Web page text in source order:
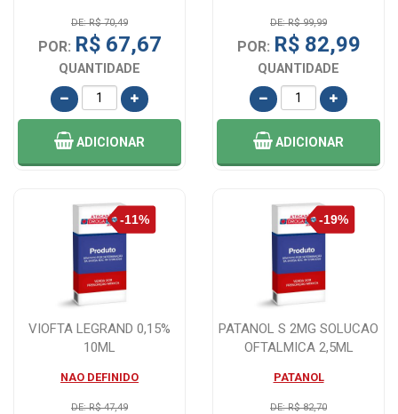
DE: R$ 70,49
POR: R$ 67,67
QUANTIDADE
ADICIONAR
DE: R$ 99,99
POR: R$ 82,99
QUANTIDADE
ADICIONAR
VIOFTA LEGRAND 0,15%
10ML
NAO DEFINIDO
DE: R$ 47,49
PATANOL S 2MG SOLUCAO
OFTALMICA 2,5ML
PATANOL
DE: R$ 82,70